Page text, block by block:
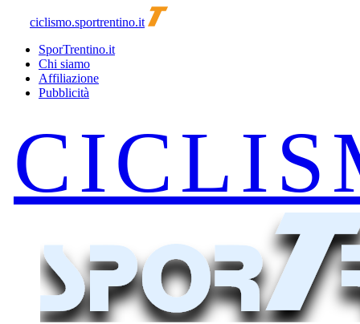
ciclismo.sportrentino.it
SporTrentino.it
Chi siamo
Affiliazione
Pubblicità